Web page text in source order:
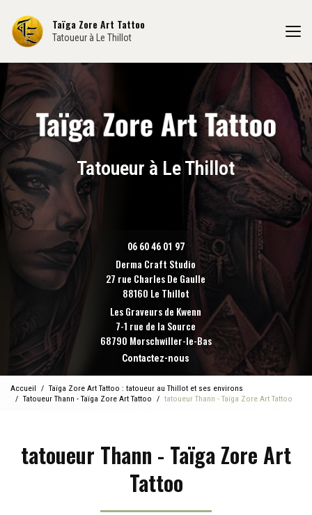
contenu
principal
Taïga Zore Art Tattoo
Tatoueur à Le Thillot
Tatoueur à Le Thillot
06 60 46 01 97
Derma Craft Studio
27 rue Charles De Gaulle
88160 Le Thillot
Les Graveurs de Kwenn
7-1 rue de la Source
68790 Morschwiller-le-Bas
Contactez-nous
Accueil
Taïga Zore Art Tattoo : tatoueur au Thillot et ses environs
Tatoueur Thann - Taïga Zore Art Tattoo
tatoueur Thann - Taïga Zore Art Tattoo
tatoueur Thann - Taïga Zore Art
Tattoo